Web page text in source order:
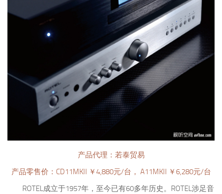
产品代理：若泰贸易
产品零售价：CD11MKII ￥4,880元/台， A11MKII ￥6,280元/台
ROTEL成立于1957年，至今已有60多年历史。ROTEL涉足音